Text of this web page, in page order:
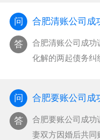
···
问 合肥清账公司成
答
合肥清账公司成功
化解的两起债务纠
···
问
答
合肥要账公司成功
妻双方因婚后共同